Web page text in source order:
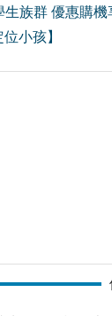
族群 優惠購機
小孩】